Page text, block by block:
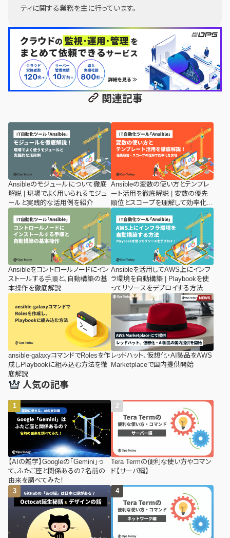
ティに関する業務を主に行っています。
関連記事
Ansibleのモジュールについて徹底
解説 | 現場でよく用いられるモジュ
ールと実践的な活用例を紹介
Ansibleの変数の使い方とテンプレ
ート活用を徹底解説 | 変数の優先
順位とスコープを理解して効率化を
Ansibleをコントロールノードにイン
ストールする手順と、自動構築の基
本操作を徹底解説
Ansibleを活用してAWS上にインフ
ラ環境を自動構築 | Playbookを使
ってリソースをデプロイする方法
ansible-galaxyコマンドでRolesを作
成しPlaybookに組み込む方法を徹
底解説
レッドハット、仮想化・AI製品をAWS
Marketplaceで国内提供開始
人気の記事
【AIの雑学】Googleの「Gemini」っ
て、ふたご座と関係あるの？名前の
由来を調べてみた！
Tera Termの便利な使い方やコマン
ド【サーバ編】